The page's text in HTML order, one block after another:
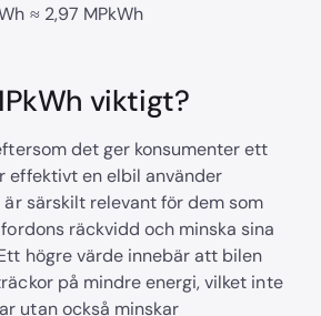
≈ 2,97 MPkWh
viktigt?
det ger konsumenter ett
effektivt en elbil använder
särskilt relevant för dem som
räckvidd och minska sina
högre värde innebär att bilen
på mindre energi, vilket inte
utan också minskar